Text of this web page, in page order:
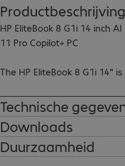
Productbeschrijving
HP EliteBook 8 G1i 14 inch
11 Pro Copilot+ PC
The HP EliteBook 8 G1i 14"
environments and AI-
Intel Core Ultra processor,
demanding tasks.
Highlights:
Technische
Downloads
Duurzaamheid